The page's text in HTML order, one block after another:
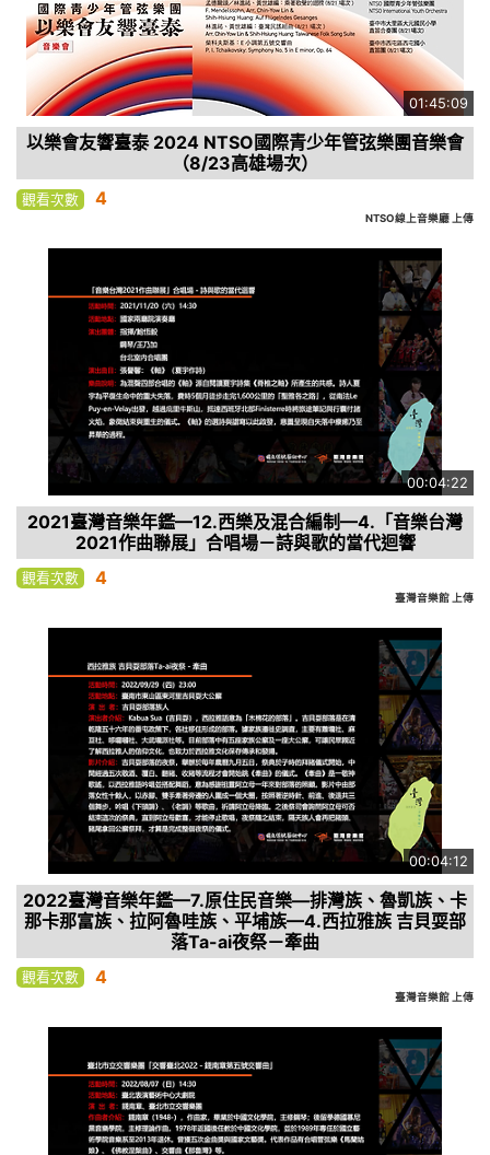
01:45:09
以樂會友響臺泰 2024 NTSO國際青少年管弦樂團音樂會
（8/23高雄場次）
觀看次數 4
NTSO線上音樂廳 上傳
00:04:22
2021臺灣音樂年鑑—12.西樂及混合編制—4.「音樂台灣
2021作曲聯展」合唱場－詩與歌的當代迴響
觀看次數 4
臺灣音樂館 上傳
00:04:12
2022臺灣音樂年鑑—7.原住民音樂—排灣族、魯凱族、卡
那卡那富族、拉阿魯哇族、平埔族—4.西拉雅族 吉貝耍部
落Ta-ai夜祭－牽曲
觀看次數 4
臺灣音樂館 上傳